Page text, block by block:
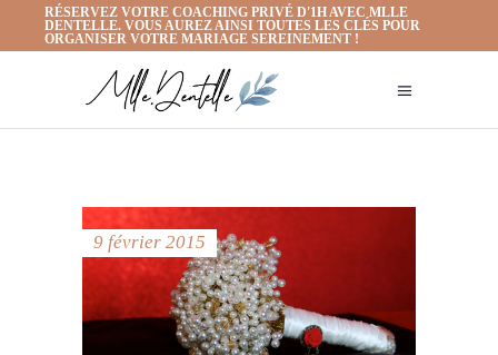
RÉSERVEZ VOTRE COACHING PRIVÉ D'1H AVEC MLLE
DENTELLE. VOUS AUREZ AINSI TOUTES LES CLÉS POUR
ORGANISER VOTRE MARIAGE SEREINEMENT !
9 février 2015